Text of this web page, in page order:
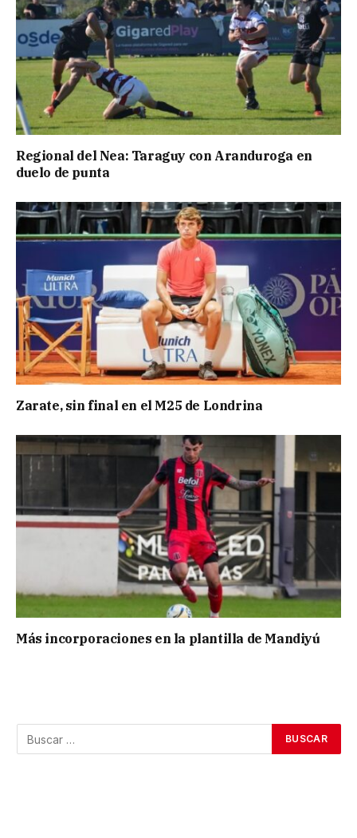
Regional del Nea: Taraguy con Aranduroga en
duelo de punta
Zarate, sin final en el M25 de Londrina
Más incorporaciones en la plantilla de Mandiyú